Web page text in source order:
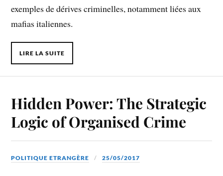
exemples de dérives criminelles, notamment liées aux
mafias italiennes.
LIRE LA SUITE
Hidden Power: The Strategic
Logic of Organised Crime
POLITIQUE ETRANGÈRE 25/05/2017